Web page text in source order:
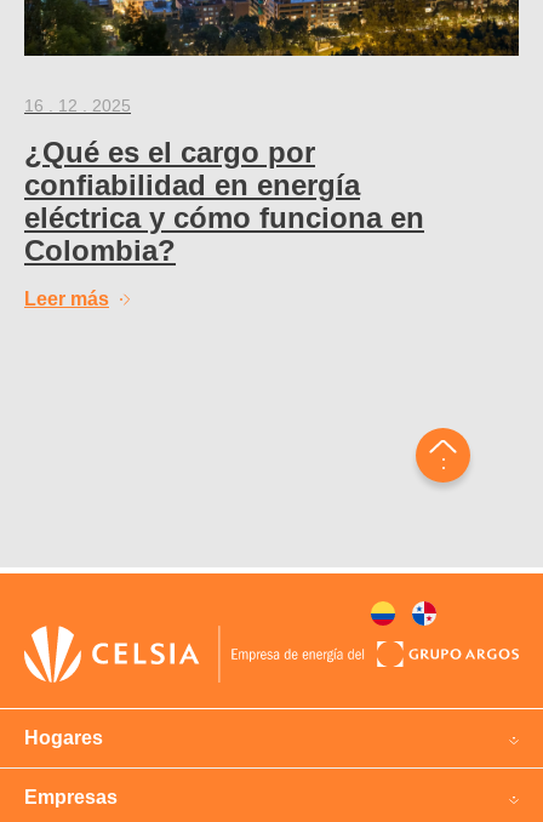
16 . 12 . 2025
¿Qué es el cargo por
confiabilidad en energía
eléctrica y cómo funciona en
Colombia?
Leer más
Hogares
Empresas